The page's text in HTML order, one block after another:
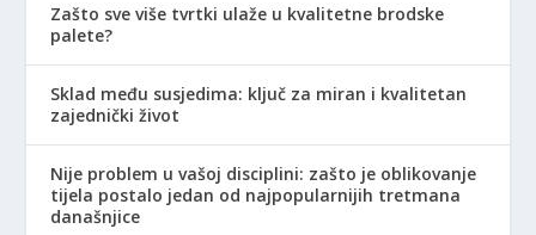
Zašto sve više tvrtki ulaže u kvalitetne brodske
palete?
Sklad među susjedima: ključ za miran i kvalitetan
zajednički život
Nije problem u vašoj disciplini: zašto je oblikovanje
tijela postalo jedan od najpopularnijih tretmana
današnjice